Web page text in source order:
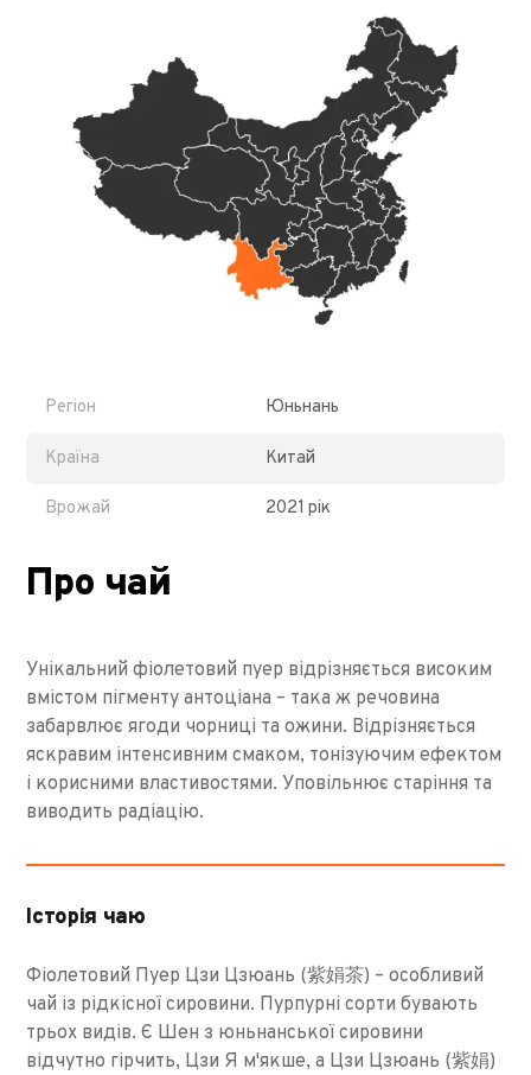
Регіон Юньнань
Країна Китай
Врожай 2021 рік
Про чай
Унікальний фіолетовий пуер відрізняється високим
вмістом пігменту антоціана – така ж речовина
забарвлює ягоди чорниці та ожини. Відрізняється
яскравим інтенсивним смаком, тонізуючим ефектом
і корисними властивостями. Уповільнює старіння та
виводить радіацію.
Історія чаю
Фіолетовий Пуер Цзи Цзюань (紫娟茶) – особливий
чай із рідкісної сировини. Пурпурні сорти бувають
трьох видів. Є Шен з юньнанської сировини
відчутно гірчить, Цзи Я м'якше, а Цзи Цзюань (紫娟)